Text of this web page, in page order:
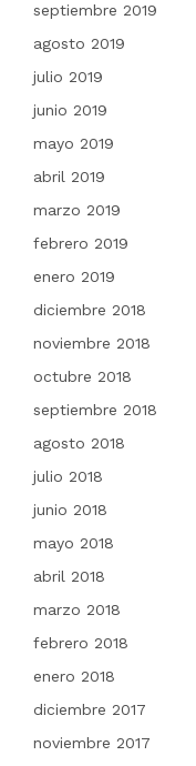
septiembre 2019
agosto 2019
julio 2019
junio 2019
mayo 2019
abril 2019
marzo 2019
febrero 2019
enero 2019
diciembre 2018
noviembre 2018
octubre 2018
septiembre 2018
agosto 2018
julio 2018
junio 2018
mayo 2018
abril 2018
marzo 2018
febrero 2018
enero 2018
diciembre 2017
noviembre 2017